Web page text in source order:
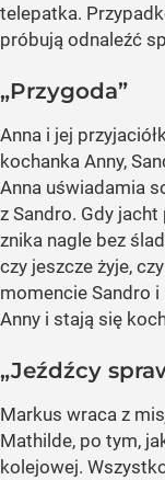
telepatka.
próbują odnaleźć
„Przygoda”
Anna i jej
kochanka Anny,
Anna uświadamia
z Sandro. Gdy
znika nagle bez
czy jeszcze żyje,
momencie Sandro
Anny i stają się
„Jeźdźcy
Markus wraca z
Mathilde, po tym,
kolejowej.